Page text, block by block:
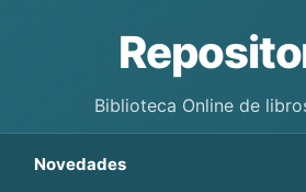
Biblioteca Online de
Novedades